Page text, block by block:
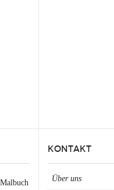
KONTAKT
Über uns